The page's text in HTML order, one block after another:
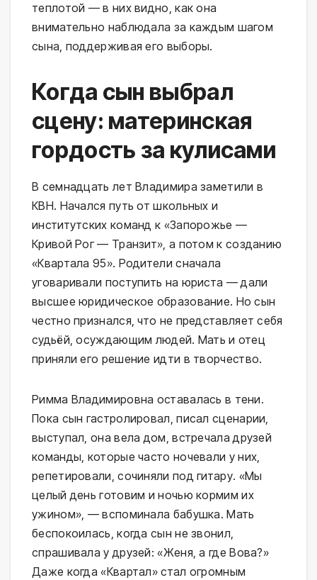
теплотой — в них видно, как она
внимательно наблюдала за каждым шагом
сына, поддерживая его выборы.
Когда сын выбрал
сцену: материнская
гордость за кулисами
В семнадцать лет Владимира заметили в
КВН. Начался путь от школьных и
институтских команд к «Запорожье —
Кривой Рог — Транзит», а потом к созданию
«Квартала 95». Родители сначала
уговаривали поступить на юриста — дали
высшее юридическое образование. Но сын
честно признался, что не представляет себя
судьёй, осуждающим людей. Мать и отец
приняли его решение идти в творчество.
Римма Владимировна оставалась в тени.
Пока сын гастролировал, писал сценарии,
выступал, она вела дом, встречала друзей
команды, которые часто ночевали у них,
репетировали, сочиняли под гитару. «Мы
целый день готовим и ночью кормим их
ужином», — вспоминала бабушка. Мать
беспокоилась, когда сын не звонил,
спрашивала у друзей: «Женя, а где Вова?»
Даже когда «Квартал» стал огромным